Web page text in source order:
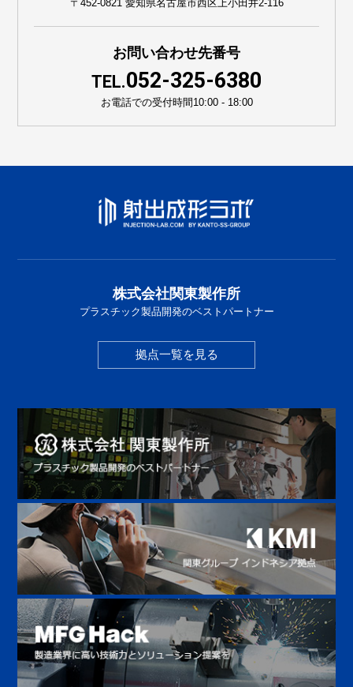
〒452-0821 愛知県名古屋市西区上小田井2-116
お問い合わせ先番号
TEL.052-325-6380
お電話での受付時間 10:00 - 18:00
株式会社関東製作所
プラスチック製品開発のベストパートナー
拠点一覧を見る